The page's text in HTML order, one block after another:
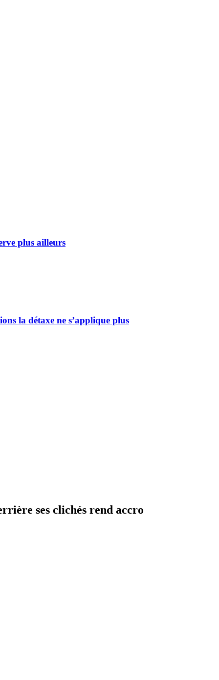
plus ailleurs
la détaxe ne s’applique plus
ses clichés rend accro